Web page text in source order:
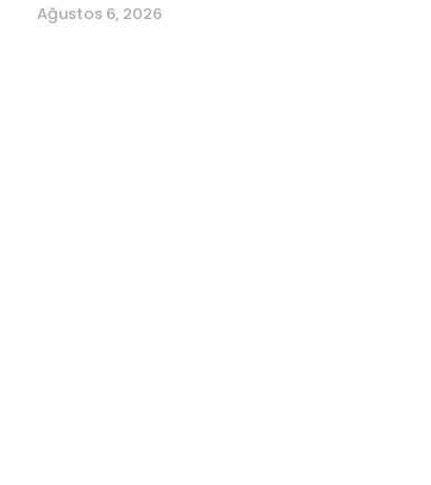
Ağustos 6, 2026